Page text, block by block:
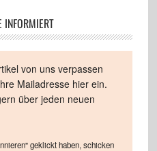
INFORMIERT
von uns verpassen
Mailadresse hier ein.
über jeden neuen
geklickt haben, schicken